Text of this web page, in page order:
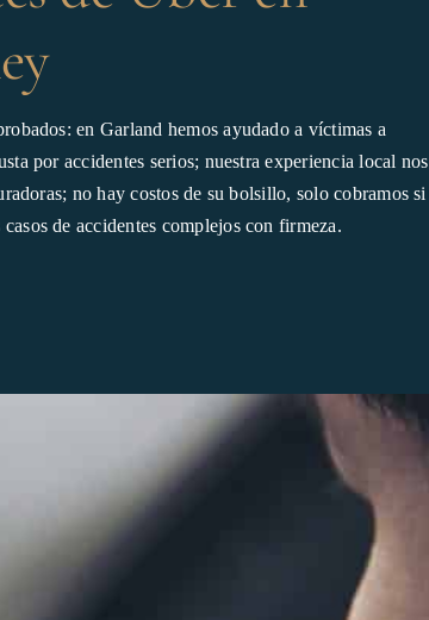
en Garland hemos ayudado a víctimas a
por accidentes serios; nuestra experiencia local nos
no hay costos de su bolsillo, solo cobramos si
de accidentes complejos con firmeza.